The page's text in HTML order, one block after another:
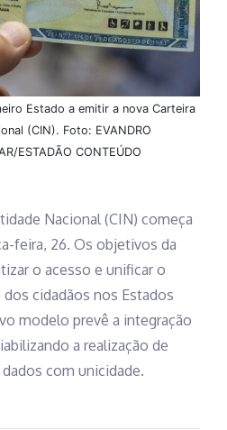
Estado a emitir a nova Carteira
(CIN). Foto: EVANDRO
ESTADÃO CONTEÚDO
Nacional (CIN) começa
feira, 26. Os objetivos da
o acesso e unificar o
cidadãos nos Estados
modelo prevê a integração
a realização de
com unicidade.